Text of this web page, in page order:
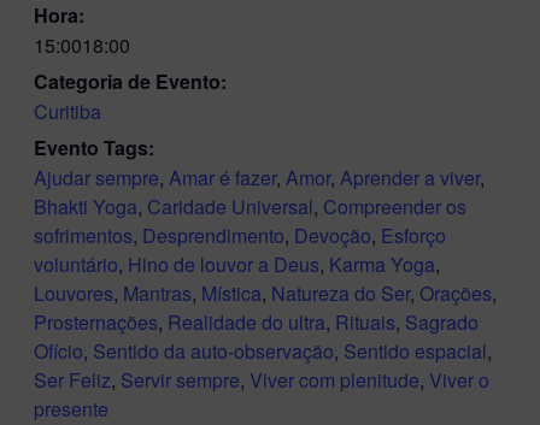
Hora:
15:0018:00
Categoria de Evento:
Curitiba
Evento Tags:
Ajudar sempre, Amar é fazer, Amor, Aprender a viver,
Bhakti Yoga, Caridade Universal, Compreender os
sofrimentos, Desprendimento, Devoção, Esforço
voluntário, Hino de louvor a Deus, Karma Yoga,
Louvores, Mantras, Mística, Natureza do Ser, Orações,
Prosternações, Realidade do ultra, Rituais, Sagrado
Ofício, Sentido da auto-observação, Sentido espacial,
Ser Feliz, Servir sempre, Viver com plenitude, Viver o
presente